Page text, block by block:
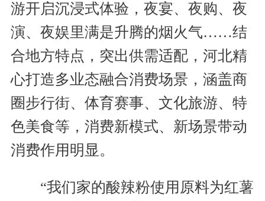
游开启沉浸式体验，夜宴、夜购、夜
演、夜娱里满是升腾的烟火气……结
合地方特点，突出供需适配，河北精
心打造多业态融合消费场景，涵盖商
圈步行街、体育赛事、文化旅游、特
色美食等，消费新模式、新场景带动
消费作用明显。
“我们家的酸辣粉使用原料为红薯